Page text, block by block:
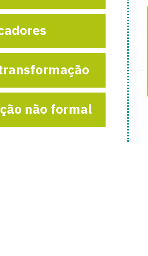
não formal
Venezuela También
realizó su día especial
con sus Voluntarios
 20-março-2017